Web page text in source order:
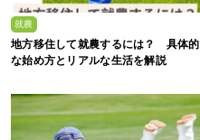
就農
地方移住して就農するには？ 具体的
な始め方とリアルな生活を解説